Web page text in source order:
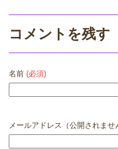
コメントを残す
名前 (必須)
メールアドレス（公開されませ